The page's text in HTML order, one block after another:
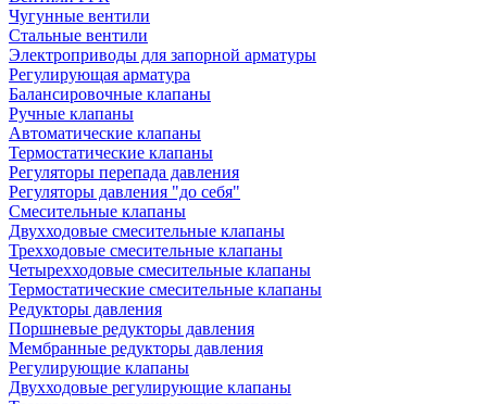
Чугунные вентили
Стальные вентили
Электроприводы для запорной арматуры
Регулирующая арматура
Балансировочные клапаны
Ручные клапаны
Автоматические клапаны
Термостатические клапаны
Регуляторы перепада давления
Регуляторы давления "до себя"
Смесительные клапаны
Двухходовые смесительные клапаны
Трехходовые смесительные клапаны
Четырехходовые смесительные клапаны
Термостатические смесительные клапаны
Редукторы давления
Поршневые редукторы давления
Мембранные редукторы давления
Регулирующие клапаны
Двухходовые регулирующие клапаны